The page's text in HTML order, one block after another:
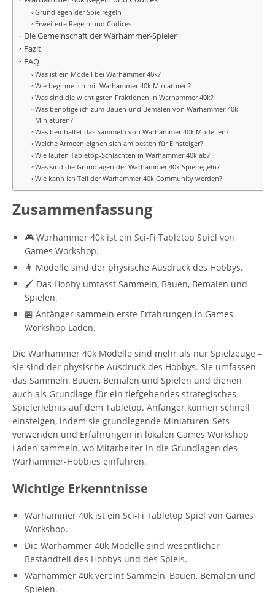
Grundlagen der Spielregeln
Erweiterte Regeln und Codices
Die Gemeinschaft der Warhammer-Spieler
Fazit
FAQ
Was ist ein Modell bei Warhammer 40k?
Wie beginne ich mit Warhammer 40k Miniaturen?
Was sind die wichtigsten Fraktionen in Warhammer 40k?
Was benötige ich zum Bauen und Bemalen von Warhammer 40k
Miniaturen?
Was beinhaltet das Sammeln von Warhammer 40k Modellen?
Welche Armeen eignen sich am besten für Einsteiger?
Wie laufen Tabletop-Schlachten in Warhammer 40k ab?
Was sind die Grundlagen der Warhammer 40k Spielregeln?
Wie kann ich Teil der Warhammer 40k Community werden?
Zusammenfassung
🎮 Warhammer 40k ist ein Sci-Fi Tabletop Spiel von
Games Workshop.
🧍 Modelle sind der physische Ausdruck des Hobbys.
🖌️ Das Hobby umfasst Sammeln, Bauen, Bemalen und
Spielen.
🏪 Anfänger sammeln erste Erfahrungen in Games
Workshop Läden.
Die Warhammer 40k Modelle sind mehr als nur Spielzeuge –
sie sind der physische Ausdruck des Hobbys. Sie umfassen
das Sammeln, Bauen, Bemalen und Spielen und dienen
auch als Grundlage für ein tiefgehendes strategisches
Spielerlebnis auf dem Tabletop. Anfänger können schnell
einsteigen, indem sie grundlegende Miniaturen-Sets
verwenden und Erfahrungen in lokalen Games Workshop
Läden sammeln, wo Mitarbeiter in die Grundlagen des
Warhammer-Hobbies einführen.
Wichtige Erkenntnisse
Warhammer 40k ist ein Sci-Fi Tabletop Spiel von Games
Workshop.
Die Warhammer 40k Modelle sind wesentlicher
Bestandteil des Hobbys und des Spiels.
Warhammer 40k vereint Sammeln, Bauen, Bemalen und
Spielen.